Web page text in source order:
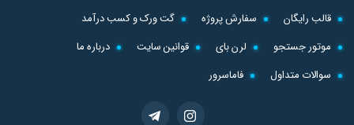
قالب رایگان
سفارش پروژه
گت ورک و کسب درآمد
موتور جستجو
لرن بای قوانین سایت
درباره ما
سوالات متداول
فاماسرور